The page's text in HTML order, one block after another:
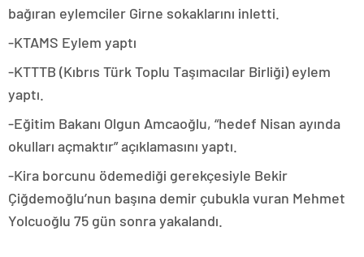
bağıran eylemciler Girne sokaklarını inletti.
-KTAMS Eylem yaptı
-KTTTB (Kıbrıs Türk Toplu Taşımacılar Birliği) eylem
yaptı.
-Eğitim Bakanı Olgun Amcaoğlu, “hedef Nisan ayında
okulları açmaktır” açıklamasını yaptı.
-Kira borcunu ödemediği gerekçesiyle Bekir
Çiğdemoğlu’nun başına demir çubukla vuran Mehmet
Yolcuoğlu 75 gün sonra yakalandı.